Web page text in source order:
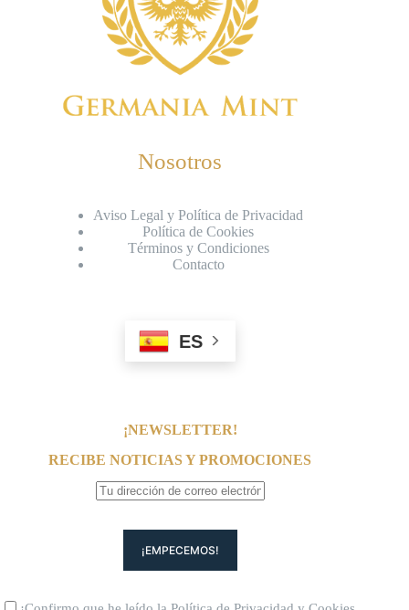
Nosotros
Aviso Legal y Política de Privacidad
Política de Cookies
Términos y Condiciones
Contacto
ES
¡NEWSLETTER!
RECIBE NOTICIAS Y PROMOCIONES